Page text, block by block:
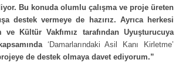
Bu konuda olumlu çalışma ve proje üreten
destek vermeye de hazırız. Ayrıca herkesi
Kültür Vakfımız tarafından Uyuşturucuya
‘Damarlarındaki Asil Kanı Kirletme’
de destek olmaya davet ediyorum.”